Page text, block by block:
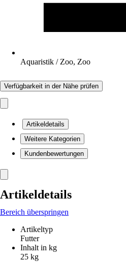
Aquaristik / Zoo, Zoo
Verfügbarkeit in der Nähe prüfen
Artikeldetails
Weitere Kategorien
Kundenbewertungen
Artikeldetails
Bereich überspringen
Artikeltyp
Futter
Inhalt in kg
25 kg